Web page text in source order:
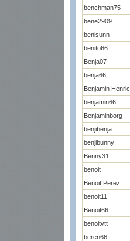
benchman75
bene2909
benisunn
benito66
Benja07
benja66
Benjamin Henric
benjamin66
Benjaminborg
benjibenja
benjibunny
Benny31
benoit
Benoit Perez
benoit11
Benoit66
benoitvtt
beren66